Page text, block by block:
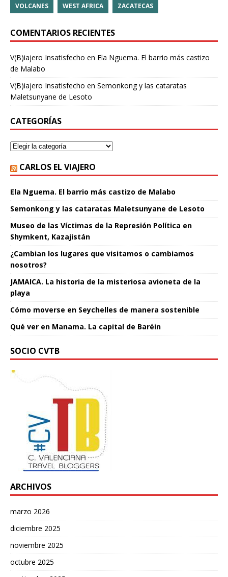
VOLCANES WEST AFRICA ZACATECAS
COMENTARIOS RECIENTES
V(B)iajero Insatisfecho en Ela Nguema. El barrio más castizo
de Malabo
V(B)iajero Insatisfecho en Semonkong y las cataratas
Maletsunyane de Lesoto
CATEGORÍAS
CARLOS EL VIAJERO
Ela Nguema. El barrio más castizo de Malabo
Semonkong y las cataratas Maletsunyane de Lesoto
Museo de las Víctimas de la Represión Política en
Shymkent, Kazajistán
¿Cambian los lugares que visitamos o cambiamos
nosotros?
JAMAICA. La historia de la misteriosa avioneta de la
playa
Cómo moverse en Seychelles de manera sostenible
Qué ver en Manama. La capital de Baréin
SOCIO CVTB
ARCHIVOS
marzo 2026
diciembre 2025
noviembre 2025
octubre 2025